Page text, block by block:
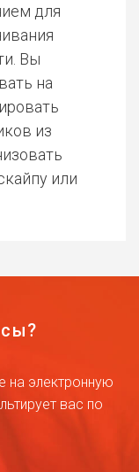
для
Вы
на
из
или
на электронную
вас по